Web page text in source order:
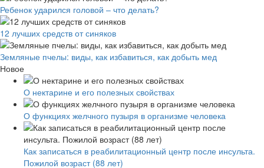
Ребенок ударился головой – что делать?
12 лучших средств от синяков
Земляные пчелы: виды, как избавиться, как добыть мед
Новое
О нектарине и его полезных свойствах
О функциях желчного пузыря в организме человека
Как записаться в реабилитационный центр после инсульта.
Пожилой возраст (88 лет)